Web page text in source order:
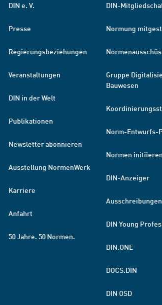
DIN e. V.
Presse
Regierungsbeziehungen
Veranstaltungen
DIN in der Welt
Publikationen
Newsletter abonnieren
Ausstellung NormenWerk
Karriere
Anfahrt
50 Jahre. 50 Normen.
DIN-
Normung
Gruppe
Bauwesen
Norm-Entwurfs-
Normen initiieren
DIN-Anzeiger
Ausschreibungen
DIN Young
DIN.ONE
DOCS.DIN
DIN OSD